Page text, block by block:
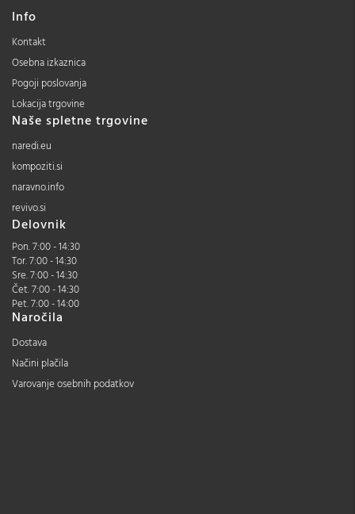
Info
Kontakt
Osebna izkaznica
Pogoji poslovanja
Lokacija trgovine
Naše spletne trgovine
naredi.eu
kompoziti.si
naravno.info
revivo.si
Delovnik
Pon. 7:00 - 14:30
Tor. 7:00 - 14:30
Sre. 7:00 - 14:30
Čet. 7:00 - 14:30
Pet. 7:00 - 14:00
Naročila
Dostava
Načini plačila
Varovanje osebnih podatkov